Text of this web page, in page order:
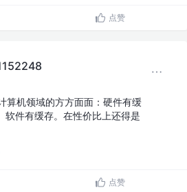
点赞
算机领域的方方面面：硬件有缓
软件有缓存。在性价比上还得是
点赞